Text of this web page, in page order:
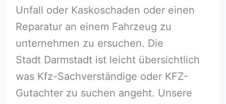
Unfall oder Kaskoschaden oder einen
Reparatur an einem Fahrzeug zu
unternehmen zu ersuchen. Die
Stadt Darmstadt ist leicht übersichtlich
was Kfz-Sachverständige oder KFZ-
Gutachter zu suchen angeht. Unsere